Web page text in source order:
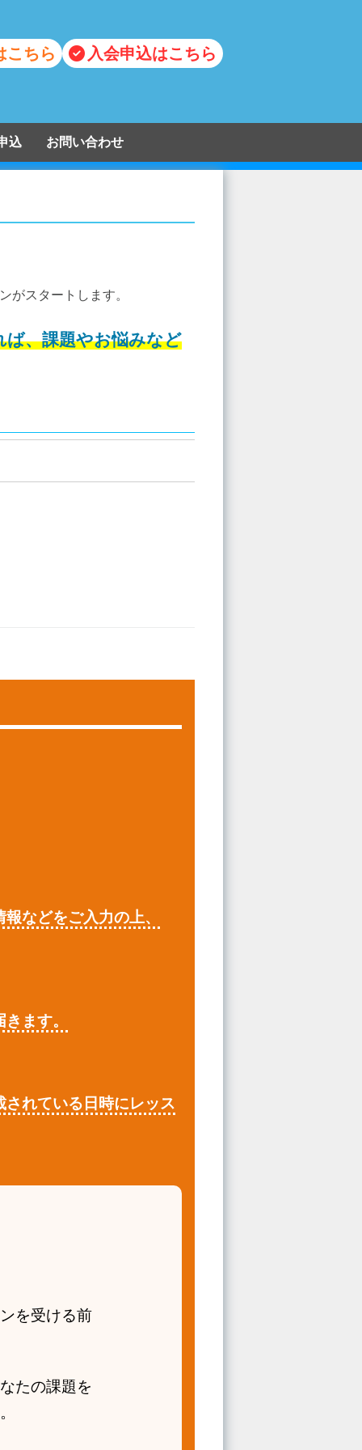
こちら 入会申込はこちら
込 お問い合わせ
がスタートします。
、課題やお悩みなど
などをご入力の上、
ます。
れている日時にレッス
を受ける前
たの課題を